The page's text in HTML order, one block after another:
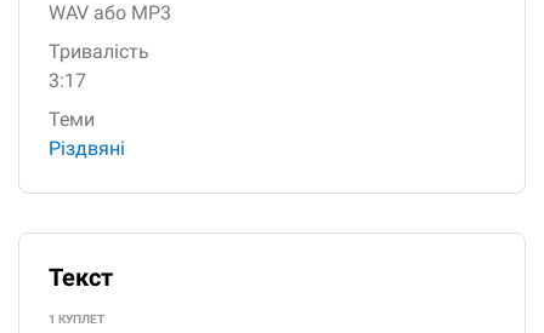
WAV або MP3
Тривалість
3:17
Теми
Різдвяні
Текст
1 КУПЛЕТ